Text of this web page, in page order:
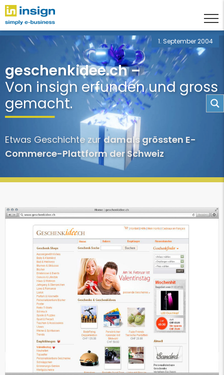
1. September 2004
geschenkidee.ch –
Von insign erfunden und gross
gemacht.
Etwas Geschichte zur damals grössten E-
Commerce-Plattform der Schweiz